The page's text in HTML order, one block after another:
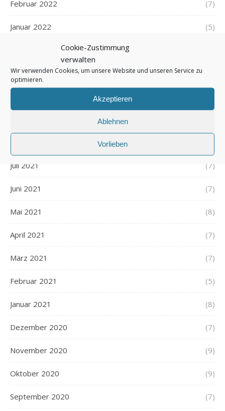
Cookie-Zustimmung
verwalten
Wir verwenden Cookies, um unsere Website und unseren Service zu
optimieren.
Akzeptieren
Ablehnen
Vorlieben
Februar 2022 (7)
Januar 2022 (5)
Dezember 2021
November 2021
Juli 2021 (7)
Juni 2021 (7)
Mai 2021 (8)
April 2021 (7)
März 2021 (7)
Februar 2021 (5)
Januar 2021 (8)
Dezember 2020 (7)
November 2020 (9)
Oktober 2020 (9)
September 2020 (7)